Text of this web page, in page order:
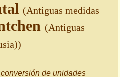
(Antiguas medidas
(Antiguas
de unidades